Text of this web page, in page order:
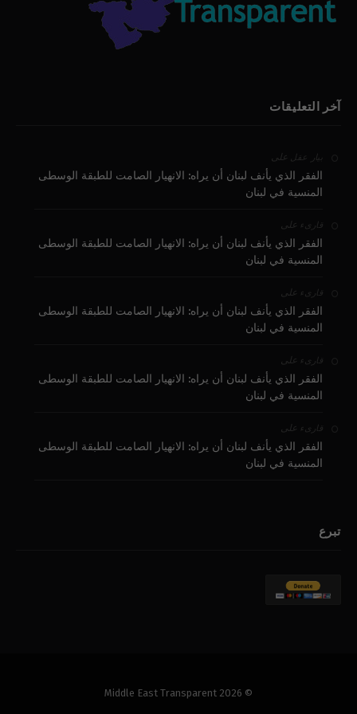
آخر التعليقات
بيار عقل على
الفقر الذي يأنف لبنان أن يراه: الانهيار الصامت للطبقة الوسطى
المنسية في لبنان
قارىء على
الفقر الذي يأنف لبنان أن يراه: الانهيار الصامت للطبقة الوسطى
المنسية في لبنان
قارىء على
الفقر الذي يأنف لبنان أن يراه: الانهيار الصامت للطبقة الوسطى
المنسية في لبنان
قارىء على
الفقر الذي يأنف لبنان أن يراه: الانهيار الصامت للطبقة الوسطى
المنسية في لبنان
قارىء على
الفقر الذي يأنف لبنان أن يراه: الانهيار الصامت للطبقة الوسطى
المنسية في لبنان
تبرع
© 2026 Middle East Transparent